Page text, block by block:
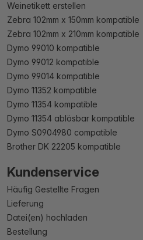
Weinetikett erstellen
Zebra 102mm x 150mm kompatible
Zebra 102mm x 210mm kompatible
Dymo 99010 kompatible
Dymo 99012 kompatible
Dymo 99014 kompatible
Dymo 11352 kompatible
Dymo 11354 kompatible
Dymo 11354 ablösbar kompatible
Dymo S0904980 compatible
Brother DK 22205 kompatible
Kundenservice
Häufig Gestellte Fragen
Lieferung
Datei(en) hochladen
Bestellung